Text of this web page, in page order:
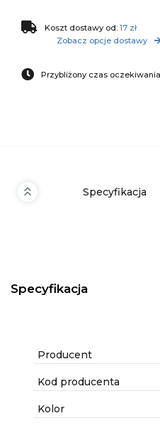
Koszt dostawy od: 17 zł
Zobacz opcje dostawy
Przybliżony czas
Specyfikacja
Specyfikacja
Producent
Kod producenta
Kolor